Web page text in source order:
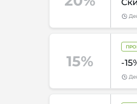
15% -